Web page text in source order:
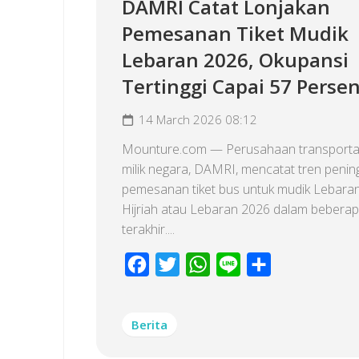
DAMRI Catat Lonjakan
Pemesanan Tiket Mudik
Lebaran 2026, Okupansi
Tertinggi Capai 57 Persen
14 March 2026 08:12
Mounture.com — Perusahaan
milik negara, DAMRI, mencatat tren
pemesanan tiket bus untuk mudik
Hijriah atau Lebaran 2026 dalam
terakhir....
Facebook
Twitter WhatsApp
Line
Berita